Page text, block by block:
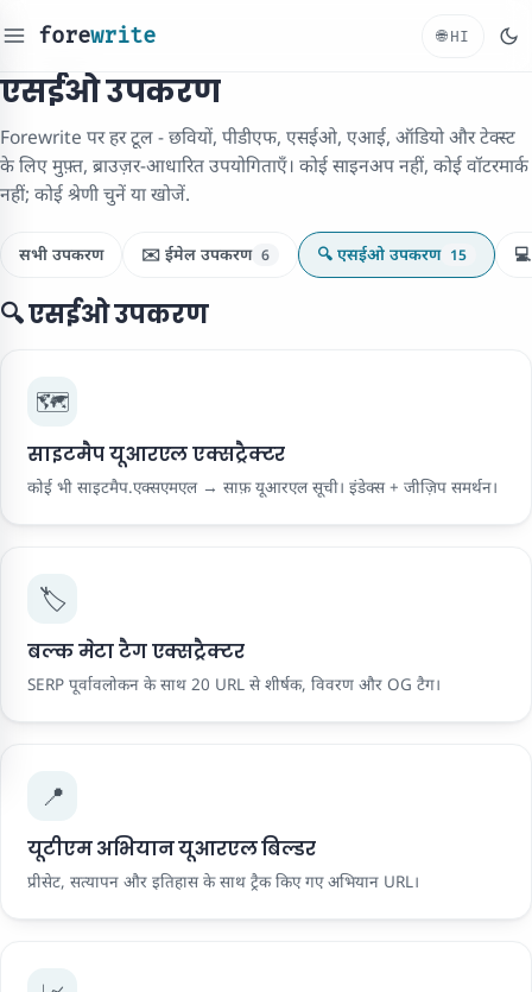
forewrite 🌐 HI
एसईओ उपकरण
Forewrite पर हर टूल - छवियों, पीडीएफ, एसईओ, एआई, ऑडियो और टेक्स्ट
के लिए मुफ़्त, ब्राउज़र-आधारित उपयोगिताएँ। कोई साइनअप नहीं, कोई वॉटरमार्क
नहीं; कोई श्रेणी चुनें या खोजें.
सभी उपकरण ✉️ ईमेल उपकरण 6 🔍 एसईओ उपकरण 15
🔍 एसईओ उपकरण
🗺️
साइटमैप यूआरएल एक्सट्रैक्टर
कोई भी साइटमैप.एक्सएमएल → साफ़ यूआरएल सूची। इंडेक्स + जीज़िप समर्थन।
🏷️
बल्क मेटा टैग एक्सट्रैक्टर
SERP पूर्वावलोकन के साथ 20 URL से शीर्षक, विवरण और OG टैग।
📍
यूटीएम अभियान यूआरएल बिल्डर
प्रीसेट, सत्यापन और इतिहास के साथ ट्रैक किए गए अभियान URL।